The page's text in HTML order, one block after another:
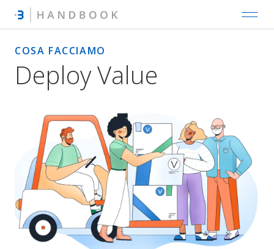
COSA FACCIAMO
Deploy Value